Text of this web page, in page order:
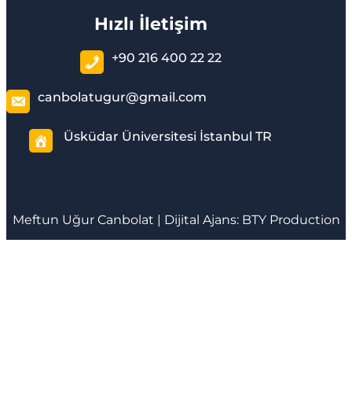
Hızlı İletişim
+90 216 400 22 22
canbolatugur@gmail.com
Üsküdar Üniversitesi İstanbul TR
Meftun Uğur Canbolat | Dijital Ajans: BTY Production